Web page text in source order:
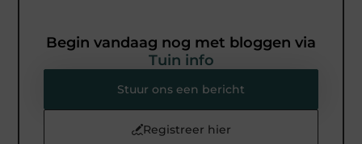
Begin vandaag nog met bloggen via
Tuin info
Stuur ons een bericht
Registreer hier